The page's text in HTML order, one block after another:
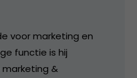
voor marketing en
functie is hij
&